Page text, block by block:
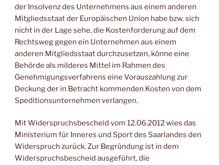
der Insolvenz des Unternehmens aus einem anderen
Mitgliedsstaat der Europäischen Union habe bzw. sich
nicht in der Lage sehe, die Kostenforderung auf dem
Rechtsweg gegen ein Unternehmen aus einem
anderen Mitgliedsstaat durchzusetzen, könne eine
Behörde als milderes Mittel im Rahmen des
Genehmigungsverfahrens eine Vorauszahlung zur
Deckung der in Betracht kommenden Kosten von dem
Speditionsunternehmen verlangen.
Mit Widerspruchsbescheid vom 12.06.2012 wies das
Ministerium für Inneres und Sport des Saarlandes den
Widerspruch zurück. Zur Begründung ist in dem
Widerspruchsbescheid ausgeführt, die